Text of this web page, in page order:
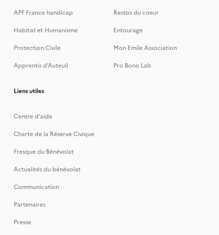
APF France handicap
Restos du coeur
Habitat et Humanisme
Entourage
Protection Civile
Mon Emile Association
Apprentis d’Auteuil
Pro Bono Lab
Liens utiles
Centre d'aide
Charte de la Réserve Civique
Fresque du Bénévolat
Actualités du bénévolat
Communication
Partenaires
Presse